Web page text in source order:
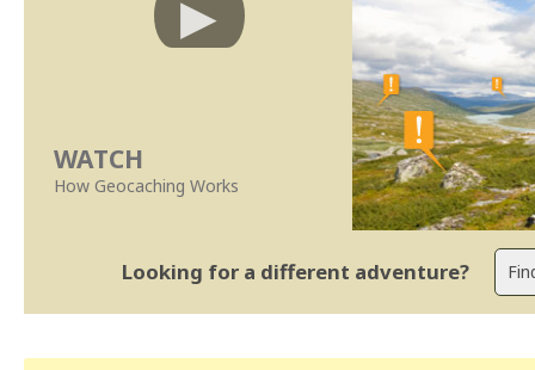
WATCH
How Geocaching Works
Looking for a different adventure?